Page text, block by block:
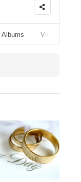
Albums Videos